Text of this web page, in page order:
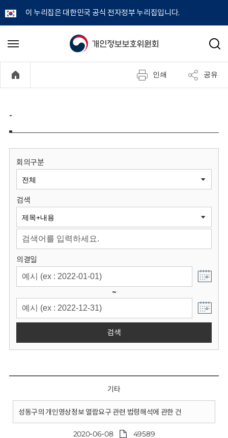
이 누리집은 대한민국 공식 전자정부 누리집입니다.
개
정
보
원
회
메
기
검
인쇄 공유
-
회의구분
검색
의결일
~
검색
기타
성동구의 개인영상정보 열람요구 관련 법령해석에 관한 건
2020-06-08 49589